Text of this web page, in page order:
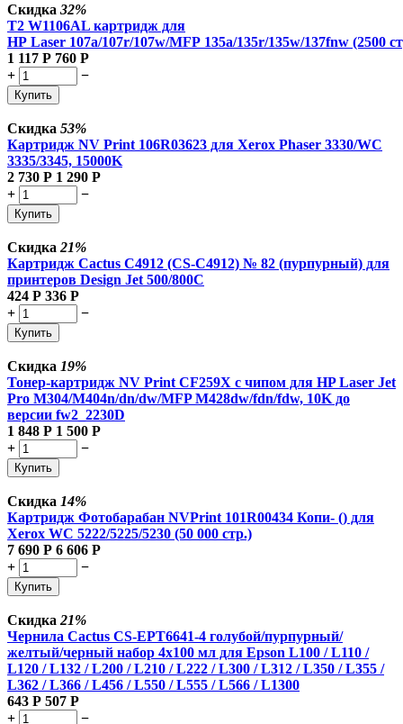
Скидка 32%
T2 W1106AL картридж для
HP Laser 107a/107r/107w/MFP 135a/135r/135w/137fnw (2500
1 117 Р 760 Р
+
−
Купить
Скидка 53%
Картридж NV Print 106R03623 для Xerox Phaser 3330/WC
3335/3345, 15000K
2 730 Р 1 290 Р
+
−
Купить
Скидка 21%
Картридж Cactus C4912 (CS-C4912) № 82 (пурпурный) для
принтеров Design Jet 500/800C
424 Р 336 Р
+
−
Купить
Скидка 19%
Тонер-картридж NV Print CF259X с чипом для HP Laser Jet
Pro M304/M404n/dn/dw/MFP M428dw/fdn/fdw, 10K до
версии fw2_2230D
1 848 Р 1 500 Р
+
−
Купить
Скидка 14%
Картридж Фотобарабан NVPrint 101R00434 Копи- () для
Xerox WC 5222/5225/5230 (50 000 стр.)
7 690 Р 6 606 Р
+
−
Купить
Скидка 21%
Чернила Cactus CS-EPT6641-4 голубой/пурпурный/
желтый/черный набор 4x100 мл для Epson L100 / L110 /
L120 / L132 / L200 / L210 / L222 / L300 / L312 / L350 / L355 /
L362 / L366 / L456 / L550 / L555 / L566 / L1300
643 Р 507 Р
+
−